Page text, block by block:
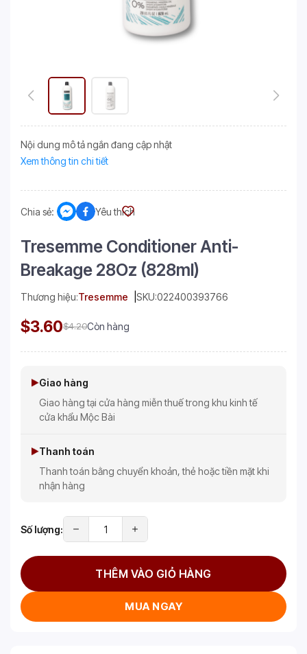
Nội dung mô tả ngắn đang cập nhật
Xem thông tin chi tiết
Chia sẻ: Yêu thích
Tresemme Conditioner Anti-
Breakage 28Oz (828ml)
Thương hiệu:Tresemme SKU:022400393766
$3.60$4.20Còn hàng
Giao hàng
Giao hàng tại cửa hàng miễn thuế trong khu kinh tế
cửa khẩu Mộc Bài
Thanh toán
Thanh toán bằng chuyển khoản, thẻ hoặc tiền mặt khi
nhận hàng
Số lượng:
THÊM VÀO GIỎ HÀNG
MUA NGAY